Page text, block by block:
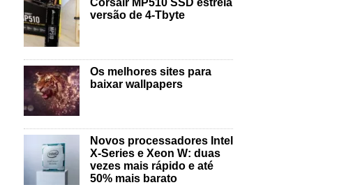
Corsair MP510 SSD estreia
versão de 4-Tbyte
Os melhores sites para
baixar wallpapers
Novos processadores Intel
X-Series e Xeon W: duas
vezes mais rápido e até
50% mais barato